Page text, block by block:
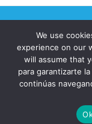
AUTOGIRO/el giro
Funciona
We use
experience on our
will assume that
para garantizarte
continúas